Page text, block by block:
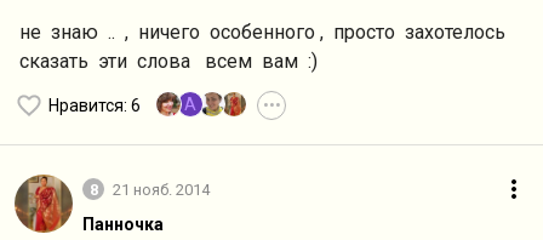
не знаю .. , ничего особенного , просто захотелось
сказать эти слова всем вам :)
Нравится: 6 A •••
8 21 нояб. 2014
Панночка